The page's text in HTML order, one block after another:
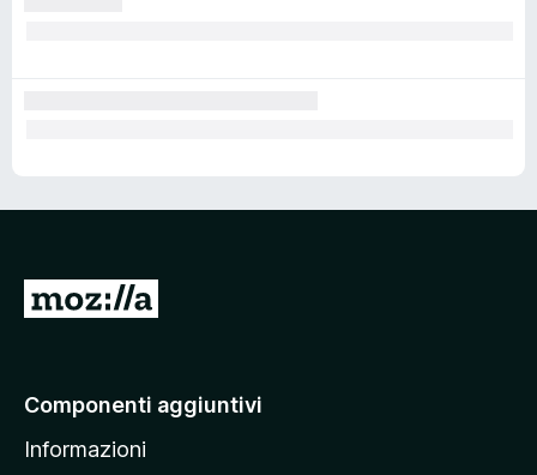
V
a
l
Componenti aggiuntivi
Informazioni